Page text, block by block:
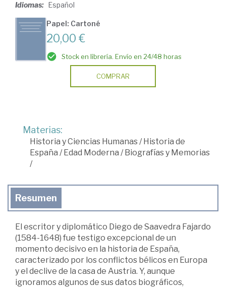
Idiomas: Español
Papel: Cartoné
20,00 €
Stock en librería. Envío en 24/48 horas
COMPRAR
Materias:
Historia y Ciencias Humanas/ Historia de
España / Edad Moderna / Biografías y Memorias
/
Resumen
El escritor y diplomático Diego de Saavedra Fajardo
(1584-1648) fue testigo excepcional de un
momento decisivo en la historia de España,
caracterizado por los conflictos bélicos en Europa
y el declive de la casa de Austria. Y, aunque
ignoramos algunos de sus datos biográficos,